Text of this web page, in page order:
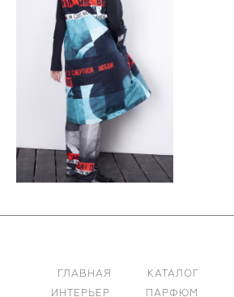
ГЛАВНАЯ КАТАЛОГ
ИНТЕРЬЕР
ПАРФЮМ